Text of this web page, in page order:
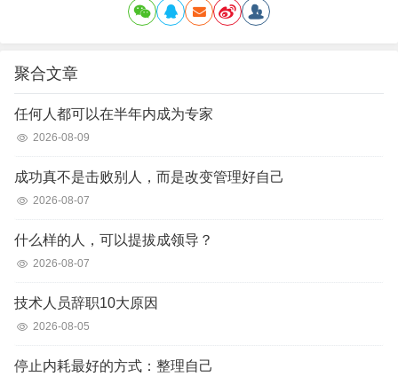
聚合文章
任何人都可以在半年内成为专家
2026-08-09
成功真不是击败别人，而是改变管理好自己
2026-08-07
什么样的人，可以提拔成领导？
2026-08-07
技术人员辞职10大原因
2026-08-05
停止内耗最好的方式：整理自己